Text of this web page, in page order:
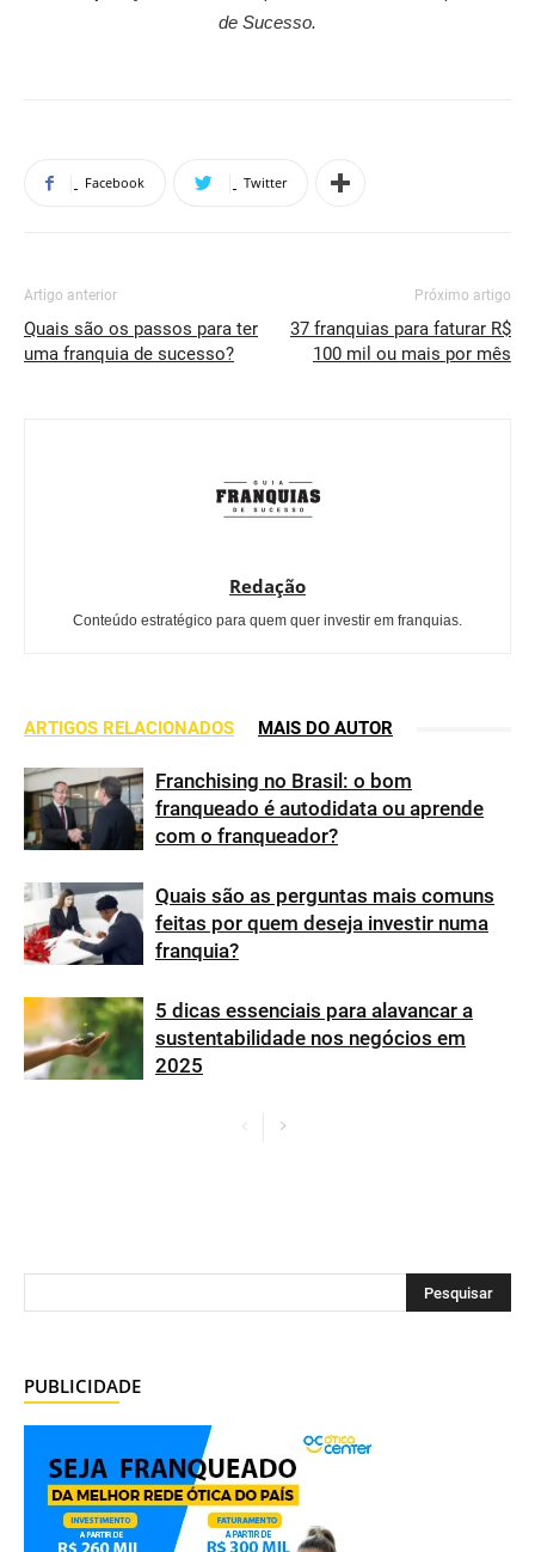
de Sucesso.
Facebook Twitter
Artigo anterior
Quais são os passos para ter
uma franquia de sucesso?
Próximo artigo
37 franquias para faturar R$
100 mil ou mais por mês
Redação
Conteúdo estratégico para quem quer investir em franquias.
ARTIGOS RELACIONADOS MAIS DO AUTOR
Franchising no Brasil: o bom
franqueado é autodidata ou aprende
com o franqueador?
Quais são as perguntas mais comuns
feitas por quem deseja investir numa
franquia?
5 dicas essenciais para alavancar a
sustentabilidade nos negócios em
2025
PUBLICIDADE